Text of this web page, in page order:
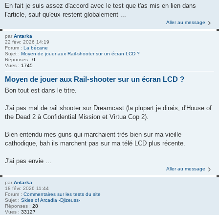
En fait je suis assez d'accord avec le test que t'as mis en lien dans
l'article, sauf qu'eux restent globalement ...
Aller au message
par Antarka
22 févr. 2026 14:19
Forum : La bécane
Sujet : Moyen de jouer aux Rail-shooter sur un écran LCD ?
Réponses : 0
Vues : 1745
Moyen de jouer aux Rail-shooter sur un écran LCD ?
Bon tout est dans le titre.
J'ai pas mal de rail shooter sur Dreamcast (la plupart je dirais, d'House of
the Dead 2 à Confidential Mission et Virtua Cop 2).
Bien entendu mes guns qui marchaient très bien sur ma vieille
cathodique, bah ils marchent pas sur ma télé LCD plus récente.
J'ai pas envie ...
Aller au message
par Antarka
18 févr. 2026 11:44
Forum : Commentaires sur les tests du site
Sujet : Skies of Arcadia -Djizeuss-
Réponses : 28
Vues : 33127